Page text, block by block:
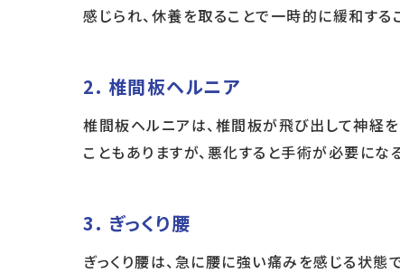
感じられ、休養を取ることで一時的に緩和する
2. 椎間板ヘルニア
椎間板ヘルニアは、椎間板が飛び出して神経
こともありますが、悪化すると手術が必要にな
3. ぎっくり腰
ぎっくり腰は、急に腰に強い痛みを感じる状態